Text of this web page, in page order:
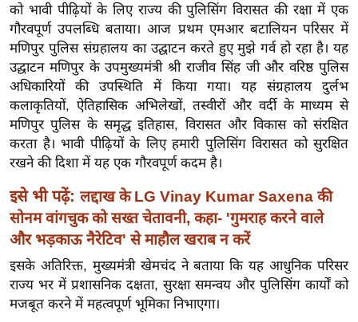
यं
ग
इं
डि
या
सा
हि
त्य
ज
ग
त
ऑ
टो
व
र्ल्ड
को भावी पीढ़ियों के लिए राज्य की पुलिसिंग विरासत की रक्षा में एक
गौरवपूर्ण उपलब्धि बताया। आज प्रथम एमआर बटालियन परिसर में
मणिपुर पुलिस संग्रहालय का उद्घाटन करते हुए मुझे गर्व हो रहा है। यह
उद्घाटन मणिपुर के उपमुख्यमंत्री श्री राजीव सिंह जी और वरिष्ठ पुलिस
अधिकारियों की उपस्थिति में किया गया। यह संग्रहालय दुर्लभ
कलाकृतियों, ऐतिहासिक अभिलेखों, तस्वीरों और वर्दी के माध्यम से
मणिपुर पुलिस के समृद्ध इतिहास, विरासत और विकास को संरक्षित
करता है। भावी पीढ़ियों के लिए हमारी पुलिसिंग विरासत को सुरक्षित
रखने की दिशा में यह एक गौरवपूर्ण कदम है।
इसे भी पढ़ें: लद्दाख के LG Vinay Kumar Saxena की
सोनम वांगचुक को सख्त चेतावनी, कहा- 'गुमराह करने वाले
और भड़काऊ नैरेटिव' से माहौल खराब न करें
इसके अतिरिक्त, मुख्यमंत्री खेमचंद ने बताया कि यह आधुनिक परिसर
राज्य भर में प्रशासनिक दक्षता, सुरक्षा समन्वय और पुलिसिंग कार्यों को
मजबूत करने में महत्वपूर्ण भूमिका निभाएगा।